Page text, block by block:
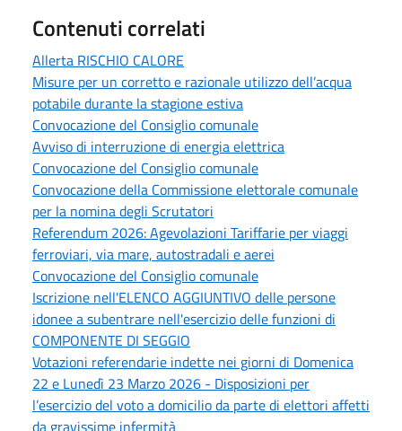
Contenuti correlati
Allerta RISCHIO CALORE
Misure per un corretto e razionale utilizzo dell’acqua
potabile durante la stagione estiva
Convocazione del Consiglio comunale
Avviso di interruzione di energia elettrica
Convocazione del Consiglio comunale
Convocazione della Commissione elettorale comunale
per la nomina degli Scrutatori
Referendum 2026: Agevolazioni Tariffarie per viaggi
ferroviari, via mare, autostradali e aerei
Convocazione del Consiglio comunale
Iscrizione nell'ELENCO AGGIUNTIVO delle persone
idonee a subentrare nell'esercizio delle funzioni di
COMPONENTE DI SEGGIO
Votazioni referendarie indette nei giorni di Domenica
22 e Lunedì 23 Marzo 2026 - Disposizioni per
l’esercizio del voto a domicilio da parte di elettori affetti
da gravissime infermità